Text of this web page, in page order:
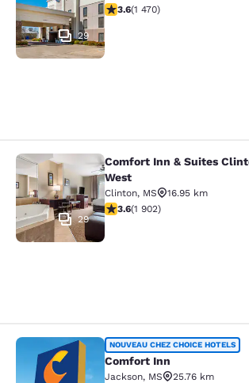
29
3.64 étoiles. Bien. 1470
3.6(1 470)
Comfort Inn & Suites
29
Comfort Inn & Suites
West
Clinton, MS
16.95 km
3.58 étoiles. Bien. 1902
3.6(1 902)
Comfort InnNOUVEAU CHEZ CHOICE HOTELS
Comfort Inn
Jackson, MS
25.76 km